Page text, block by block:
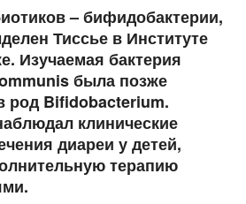
– бифидобактерии,
Тиссье в Институте
Изучаемая бактерия
была позже
род Bifidobacterium.
клинические
диареи у детей,
терапию